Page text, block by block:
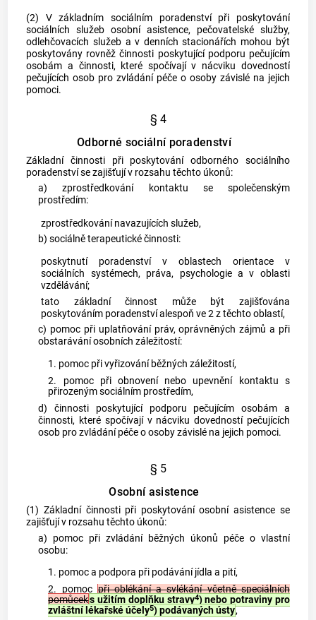
(2) V základním sociálním poradenství při poskytování
sociálních služeb osobní asistence, pečovatelské služby,
odlehčovacích služeb a v denních stacionářích mohou být
poskytovány rovněž činnosti poskytující podporu pečujícím
osobám a činnosti, které spočívají v nácviku dovedností
pečujících osob pro zvládání péče o osoby závislé na jejich
pomoci.
§ 4
Odborné sociální poradenství
Základní činnosti při poskytování odborného sociálního
poradenství se zajišťují v rozsahu těchto úkonů:
a) zprostředkování kontaktu se společenským
prostředím:
zprostředkování navazujících služeb,
b) sociálně terapeutické činnosti:
poskytnutí poradenství v oblastech orientace v
sociálních systémech, práva, psychologie a v oblasti
vzdělávání;
tato základní činnost může být zajišťována
poskytováním poradenství alespoň ve 2 z těchto oblastí,
c) pomoc při uplatňování práv, oprávněných zájmů a při
obstarávání osobních záležitostí:
1. pomoc při vyřizování běžných záležitostí,
2. pomoc při obnovení nebo upevnění kontaktu s
přirozeným sociálním prostředím,
d) činnosti poskytující podporu pečujícím osobám a
činnosti, které spočívají v nácviku dovedností pečujících
osob pro zvládání péče o osoby závislé na jejich pomoci.
§ 5
Osobní asistence
(1) Základní činnosti při poskytování osobní asistence se
zajišťují v rozsahu těchto úkonů:
a) pomoc při zvládání běžných úkonů péče o vlastní
osobu:
1. pomoc a podpora při podávání jídla a pití,
2. pomoc při oblékání a svlékání včetně speciálních
pomůceks užitím doplňku stravy4) nebo potraviny pro
zvláštní lékařské účely5) podávaných ústy,